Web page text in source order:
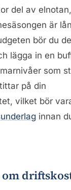
del av
är
bör du
lägga in en
som
på din
vilket bör
innan